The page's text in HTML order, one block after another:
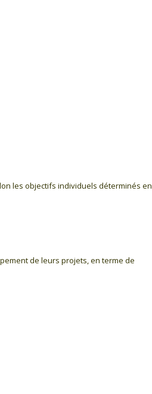
les objectifs individuels déterminés en
de leurs projets, en terme de